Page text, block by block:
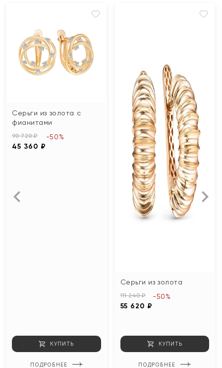
Серьги из золота с
фианитами
90 720 ₽
45 360 ₽
-50%
КУПИТЬ
ПОДРОБНЕЕ
Серьги из золота
111 240 ₽
55 620 ₽
-50%
КУПИТЬ
ПОДРОБНЕЕ